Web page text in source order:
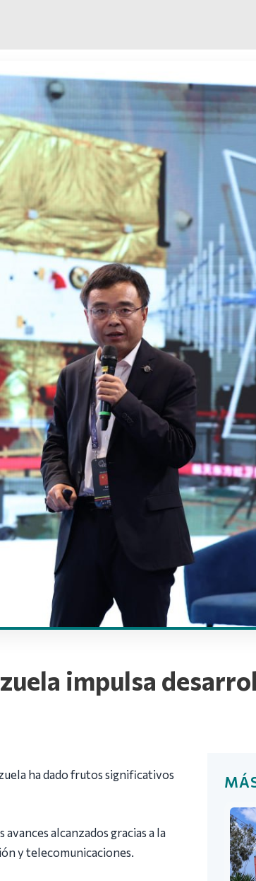
impulsa
ha dado frutos significativos
alcanzados gracias a la
y telecomunicaciones.